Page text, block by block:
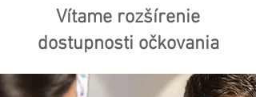
Vítame rozšírenie
dostupnosti očkovania